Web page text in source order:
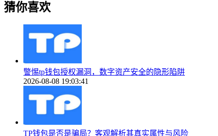
猜你喜欢
警惕tp钱包授权漏洞，数字资产安全的隐形陷阱
2026-08-08 19:03:41
TP钱包是否是骗局？客观解析其真实属性与风险